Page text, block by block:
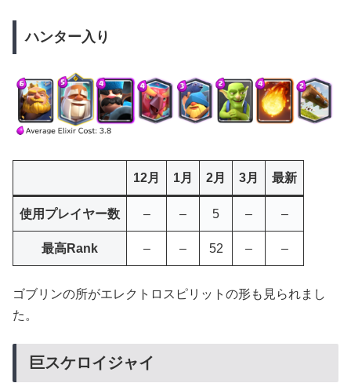
ハンター入り
12月 1月 2月 3月 最新
使用プレイヤー数 – – 5 – –
最高Rank – – 52 – –
ゴブリンの所がエレクトロスピリットの形も見られまし
た。
巨スケロイジャイ